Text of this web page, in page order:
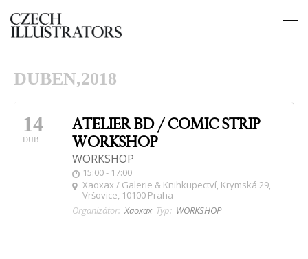
DUBEN,2018
14
DUB
ATELIER BD / COMIC STRIP
WORKSHOP
WORKSHOP
15:00 - 17:00
Xaoxax / Galerie & Knihkupectví , Krymská 29,
Vršovice, 10100 Praha
Organizátor: Xaoxax Typ: WORKSHOP